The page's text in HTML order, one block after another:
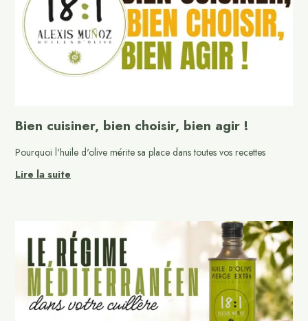
Bien cuisiner, bien choisir, bien agir !
Pourquoi l'huile d'olive mérite sa place dans toutes vos recettes
Lire la suite